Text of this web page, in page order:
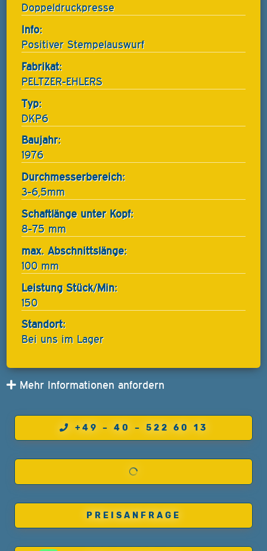
Doppeldruckpresse
Info:
Positiver Stempelauswurf
Fabrikat:
PELTZER-EHLERS
Typ:
DKP6
Baujahr:
1976
Durchmesserbereich:
3-6,5mm
Schaftlänge unter Kopf:
8-75 mm
max. Abschnittslänge:
100 mm
Leistung Stück/Min:
150
Standort:
Bei uns im Lager
Mehr Informationen anfordern
+49 – 40 – 522 60 13
PREISANFRAGE